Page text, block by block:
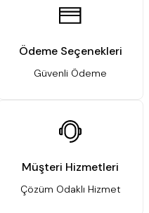
Ödeme Seçenekleri
Güvenli Ödeme
Müşteri Hizmetleri
Çözüm Odaklı Hizmet